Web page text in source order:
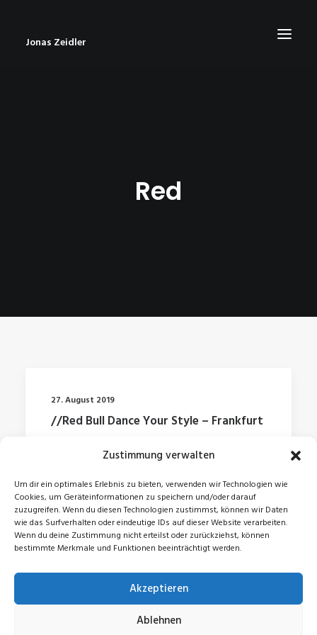
Zustimmung verwalten
Um dir ein optimales Erlebnis zu bieten, verwenden wir Technologien wie
Cookies, um Geräteinformationen zu speichern und/oder darauf
zuzugreifen. Wenn du diesen Technologien zustimmst, können wir Daten
wie das Surfverhalten oder eindeutige IDs auf dieser Website verarbeiten.
Wenn du deine Zustimmung nicht erteilst oder zurückziehst, können
bestimmte Merkmale und Funktionen beeinträchtigt werden.
Akzeptieren
Ablehnen
Jonas Zeidler
Red
27. August 2019
//Red Bull Dance Your Style – Frankfurt
© 2026 Jonas Zeidler. All rights reserved